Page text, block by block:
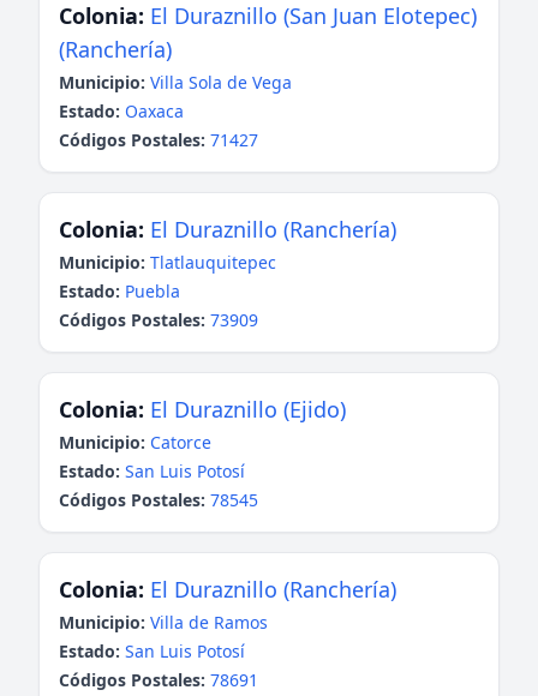
Colonia: El Duraznillo (San Juan Elotepec)
(Ranchería)
Municipio: Villa Sola de Vega
Estado: Oaxaca
Códigos Postales: 71427
Colonia: El Duraznillo (Ranchería)
Municipio: Tlatlauquitepec
Estado: Puebla
Códigos Postales: 73909
Colonia: El Duraznillo (Ejido)
Municipio: Catorce
Estado: San Luis Potosí
Códigos Postales: 78545
Colonia: El Duraznillo (Ranchería)
Municipio: Villa de Ramos
Estado: San Luis Potosí
Códigos Postales: 78691